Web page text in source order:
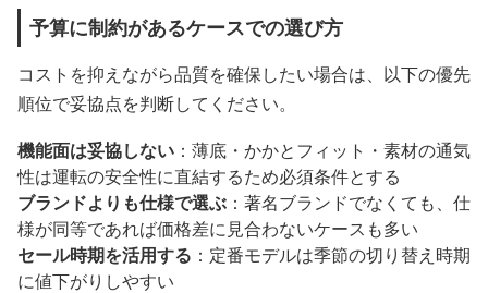
予算に制約があるケースでの選び方
コストを抑えながら品質を確保したい場合は、以下の優先
順位で妥協点を判断してください。
機能面は妥協しない ：薄底・かかとフィット・素材の通気
性は運転の安全性に直結するため必須条件とする
ブランドよりも仕様で選ぶ ：著名ブランドでなくても、仕
様が同等であれば価格差に見合わないケースも多い
セール時期を活用する ：定番モデルは季節の切り替え時期
に値下がりしやすい